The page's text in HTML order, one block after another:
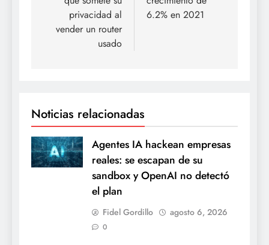
entradas
privacidad al
vender un router
usado
6.2% en 2021
Noticias relacionadas
Agentes IA hackean empresas
reales: se escapan de su
sandbox y OpenAI no detectó
el plan
Fidel Gordillo agosto 6, 2026
0